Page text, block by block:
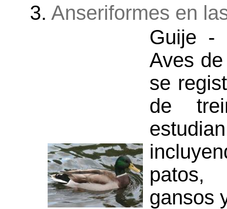
3. Anseriformes en
Guije -
Aves
se
de
patos,
gansos